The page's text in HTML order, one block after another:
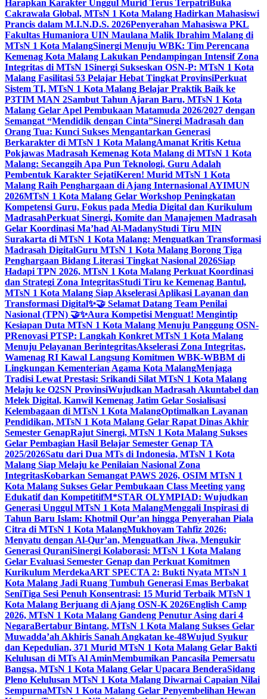
Harapkan Karakter Unggul Murid Terus TerpatriBuka
Cakrawala Global, MTsN 1 Kota Malang Hadirkan Mahasiswi
Prancis dalam M.I.N.D.S. 2026Penyerahan Mahasiswa PKL
Fakultas Humaniora UIN Maulana Malik Ibrahim Malang di
MTsN 1 Kota MalangSinergi Menuju WBK: Tim Perencana
Kemenag Kota Malang Lakukan Pendampingan Intensif Zona
Integritas di MTsN 1Sinergi Sukseskan OSN-P: MTsN 1 Kota
Malang Fasilitasi 53 Pelajar Hebat Tingkat ProvinsiPerkuat
Sistem TI, MTsN 1 Kota Malang Belajar Praktik Baik ke
P3TIM MAN 2Sambut Tahun Ajaran Baru, MTsN 1 Kota
Malang Gelar Apel Pembukaan Matamuda 2026/2027 dengan
Semangat “Mendidik dengan Cinta”Sinergi Madrasah dan
Orang Tua: Kunci Sukses Mengantarkan Generasi
Berkarakter di MTsN 1 Kota MalangAmanat Kritis Ketua
Pokjawas Madrasah Kemenag Kota Malang di MTsN 1 Kota
Malang: Secanggih Apa Pun Teknologi, Guru Adalah
Pembentuk Karakter SejatiKeren! Murid MTsN 1 Kota
Malang Raih Penghargaan di Ajang Internasional AYIMUN
2026MTsN 1 Kota Malang Gelar Workshop Peningkatan
Kompetensi Guru, Fokus pada Media Digital dan Kurikulum
MadrasahPerkuat Sinergi, Komite dan Manajemen Madrasah
Gelar Koordinasi Ma’had Al-MadanyStudi Tiru MIN
Surakarta di MTsN 1 Kota Malang: Menguatkan Transformasi
Madrasah DigitalGuru MTsN 1 Kota Malang Borong Tiga
Penghargaan Bidang Literasi Tingkat Nasional 2026Siap
Hadapi TPN 2026, MTsN 1 Kota Malang Perkuat Koordinasi
dan Strategi Zona IntegritasStudi Tiru ke Kemenag Bantul,
MTsN 1 Kota Malang Siap Akselerasi Aplikasi Layanan dan
Transformasi Digital✨🤝 Selamat Datang Team Penilai
Nasional (TPN) 🤝✨Aura Kompetisi Menguat! Mengintip
Kesiapan Duta MTsN 1 Kota Malang Menuju Panggung OSN-
PRenovasi PTSP: Langkah Konkret MTsN 1 Kota Malang
Menuju Pelayanan BerintegritasAkselerasi Zona Integritas,
Wamenag RI Kawal Langsung Komitmen WBK-WBBM di
Lingkungan Kementerian Agama Kota MalangMenjaga
Tradisi Lewat Prestasi: Srikandi Silat MTsN 1 Kota Malang
Melaju ke O2SN ProvinsiWujudkan Madrasah Akuntabel dan
Melek Digital, Kanwil Kemenag Jatim Gelar Sosialisasi
Kelembagaan di MTsN 1 Kota MalangOptimalkan Layanan
Pendidikan, MTsN 1 Kota Malang Gelar Rapat Dinas Akhir
Semester GenapRajut Sinergi, MTsN 1 Kota Malang Sukses
Gelar Pembagian Hasil Belajar Semester Genap TA
2025/2026Satu dari Dua MTs di Indonesia, MTsN 1 Kota
Malang Siap Melaju ke Penilaian Nasional Zona
IntegritasKobarkan Semangat PAWS 2026, OSIM MTsN 1
Kota Malang Sukses Gelar Pembukaan Class Meeting yang
Edukatif dan KompetitifM*STAR OLYMPIAD: Wujudkan
Generasi Unggul MTsN 1 Kota MalangMenggali Inspirasi di
Tahun Baru Islam: Khotmil Qur’an hingga Penyerahan Piala
Citra di MTsN 1 Kota MalangMukhoyam Tahfiz 2026:
Menyatu dengan Al-Qur’an, Menguatkan Jiwa, Mengukir
Generasi QuraniSinergi Kolaborasi: MTsN 1 Kota Malang
Gelar Evaluasi Semester Genap dan Perkuat Komitmen
Kurikulum MerdekaART SPECTA 2: Bukti Nyata MTsN 1
Kota Malang Jadi Ruang Tumbuh Generasi Emas Berbakat
SeniTiga Sesi Penuh Konsentrasi: 15 Murid Terbaik MTsN 1
Kota Malang Berjuang di Ajang OSN-K 2026English Camp
2026, MTsN 1 Kota Malang Gandeng Penutur Asing dari 4
NegaraBertabur Bintang, MTsN 1 Kota Malang Sukses Gelar
Muwadda’ah Akhiris Sanah Angkatan ke-48Wujud Syukur
dan Kepedulian, 371 Murid MTsN 1 Kota Malang Gelar Bakti
Kelulusan di MTs Al AminMembumikan Pancasila Pemersatu
Bangsa, MTsN 1 Kota Malang Gelar Upacara BenderaSidang
Pleno Kelulusan MTsN 1 Kota Malang Diwarnai Capaian Nilai
SempurnaMTsN 1 Kota Malang Gelar Penyembelihan Hewan